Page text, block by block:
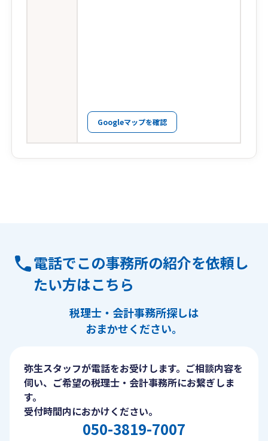
Googleマップを確認
電話でこの事務所の紹介を依頼し
たい方はこちら
税理士・会計事務所探しは
おまかせください。
弥生スタッフが電話をお受けします。ご相談内容を
伺い、ご希望の税理士・会計事務所にお繋ぎしま
す。
受付時間内におかけください。
050-3819-7007